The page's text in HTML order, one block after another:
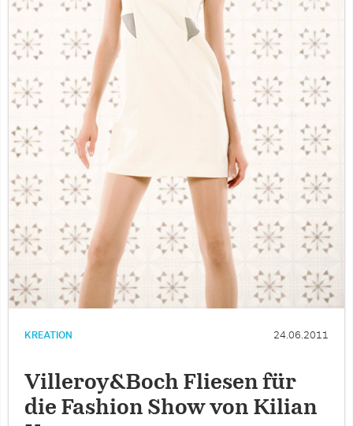
KREATION 24.06.2011
Villeroy&Boch Fliesen für
die Fashion Show von Kilian